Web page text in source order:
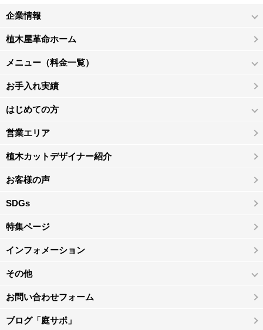
企業情報
植木屋革命ホーム
メニュー（料金一覧）
お手入れ実績
はじめての方
営業エリア
植木カットデザイナー紹介
お客様の声
SDGs
特集ページ
インフォメーション
その他
お問い合わせフォーム
ブログ「庭サポ」